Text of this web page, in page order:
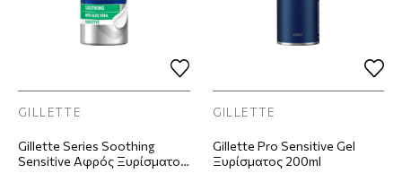
GILLETTE
Gillette Series Soothing
Sensitive Αφρός Ξυρίσματος
GILLETTE
Gillette Pro Sensitive Gel
Ξυρίσματος 200ml